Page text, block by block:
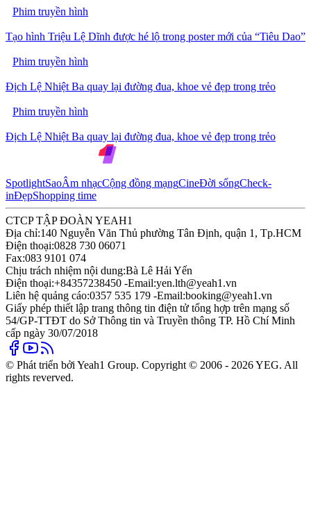
Phim truyền hình
Tạo hình Triệu Lệ Dĩnh được hé lộ trong poster mới của “Tiêu Dao”
Phim truyền hình
Địch Lệ Nhiệt Ba quay lại đường đua, khoe vẻ đẹp trong trẻo
Phim truyền hình
Địch Lệ Nhiệt Ba quay lại đường đua, khoe vẻ đẹp trong trẻo
SpotlightSaoÂm nhạcCộng đồng mạngCineĐời sốngCheck-
inĐẹpShopping time
CTCP TẬP ĐOÀN YEAH1
Địa chỉ:140 Nguyễn Văn Thủ phường Tân Định, quận 1, Tp.HCM
Điện thoại:0828 730 06071
Fax:083 9101 074
Chịu trách nhiệm nội dung:Bà Lê Hải Yến
Điện thoại:+84357238450 -Email:yen.lth@yeah1.vn
Liên hệ quảng cáo:0357 535 179 -Email:booking@yeah1.vn
Giấy phép thiết lập trang thông tin điện tử tổng hợp trên mạng số
54/GP-TTĐT do Sở Thông tin và Truyền thông TP. Hồ Chí Minh
cấp ngày 30/07/2018
© Phát triển bởi Yeah1 Group. Copyright © 2006 - 2026 YEG. All
rights reverved.